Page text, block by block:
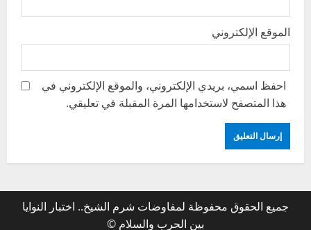
الموقع الإلكتروني
احفظ اسمي، بريدي الإلكتروني، والموقع الإلكتروني في
هذا المتصفح لاستخدامها المرة المقبلة في تعليقي.
جميع الحقوق محفوظة لمفاوضات شرم الشيخ.. اختبار النوايا
بين الحرب والسلام ©